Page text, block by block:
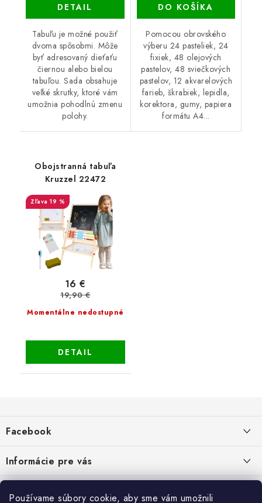
Používame súbory cookie, aby sme vám umožnili
DETAIL
Tabuľu je možné použiť
dvoma spôsobmi. Môže
byť adresovaný dieťaťu
čiernou alebo bielou
tabuľou. Sada obsahuje
veľké skrutky, ktoré vám
umožnia pohodlnú zmenu
polohy.
DO KOŠÍKA
Pomocou obrovského
výberu 24 pasteliek, 24
fixiek, 48 olejových
pastelov, 48 sviečkových
pastelov, 12 akvarelových
farieb, škrabiek, lepidla,
korektora, gumy, papiera
formátu A4...
Obojstranná tabuľa
Kruzzel 22472
19 %
Momentálne nedostupné
16 €
19,90 €
DETAIL
p
ä
t
i
Facebook
Informácie pre vás
Dopravné a platobné podmienky
Blog